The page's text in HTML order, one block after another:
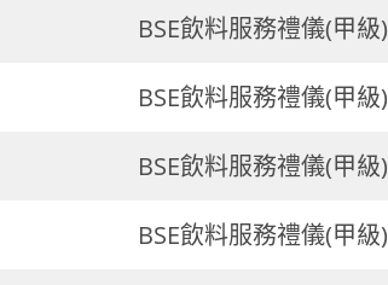
BSE飲料服務禮儀(甲級)
BSE飲料服務禮儀(甲級)
BSE飲料服務禮儀(甲級)
BSE飲料服務禮儀(甲級)